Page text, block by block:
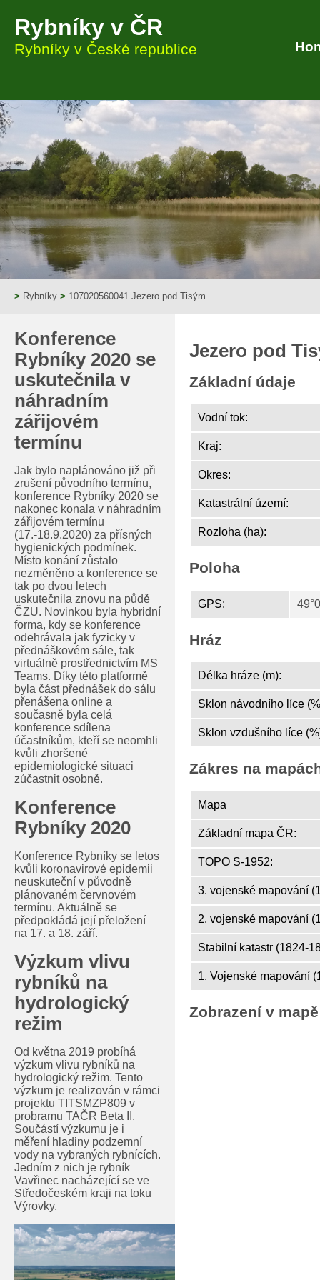
Rybníky v ČR
Rybníky v České republice
> Rybníky> 107020560041 Jezero pod Tisým
Konference
Rybníky 2020 se
uskutečnila v
náhradním
zářijovém
termínu
Jak bylo naplánováno již při
zrušení původního termínu,
konference Rybníky 2020 se
nakonec konala v náhradním
zářijovém termínu
(17.-18.9.2020) za přísných
hygienických podmínek.
Místo konání zůstalo
nezměněno a konference se
tak po dvou letech
uskutečnila znovu na půdě
ČZU. Novinkou byla hybridní
forma, kdy se konference
odehrávala jak fyzicky v
přednáškovém sále, tak
virtuálně prostřednictvím MS
Teams. Díky této platformě
byla část přednášek do sálu
přenášena online a
současně byla celá
konference sdílena
účastníkům, kteří se neomhli
kvůli zhoršené
epidemiologické situaci
zúčastnit osobně.
Konference
Rybníky 2020
Konference Rybníky se letos
kvůli koronavirové epidemii
neuskuteční v původně
plánovaném červnovém
termínu. Aktuálně se
předpokládá její přeložení
na 17. a 18. září.
Výzkum vlivu
rybníků na
hydrologický
režim
Od května 2019 probíhá
výzkum vlivu rybníků na
hydrologický režim. Tento
výzkum je realizován v rámci
projektu TITSMZP809 v
probramu TAČR Beta II.
Součástí výzkumu je i
měření hladiny podzemní
vody na vybraných rybnících.
Jedním z nich je rybník
Vavřinec nacházející se ve
Středočeském kraji na toku
Výrovky.
Jezero pod
Základní údaje
Vodní tok:
Kraj:
Okres:
Katastrální území:
Rozloha (ha):
Poloha
GPS:
Hráz
Délka hráze (m):
Sklon návodního líce
Sklon vzdušního líce
Zákres na
Mapa
Základní mapa ČR:
TOPO S-1952:
3. vojenské mapování
2. vojenské mapování
Stabilní katastr (1824-
1. Vojenské mapování
Zobrazení v mapě